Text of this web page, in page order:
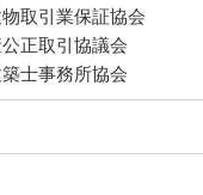
取引業保証協会
正取引協議会
士事務所協会